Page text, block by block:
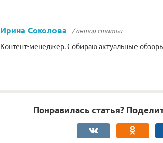
Ирина Соколова
/ автор статьи
Контент-менеджер. Собираю актуальные
Понравилась статья?